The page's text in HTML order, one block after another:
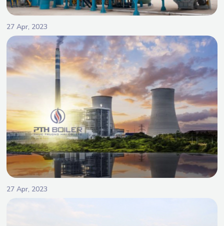
27 Apr, 2023
27 Apr, 2023